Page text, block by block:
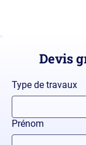
Devis
Type de travaux
Prénom